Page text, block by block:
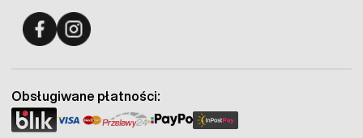
Obsługiwane płatności: